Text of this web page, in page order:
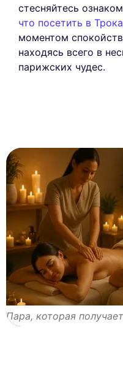
стесняйтесь
что посетить в
моментом
находясь всего в
парижских чудес.
Пара, которая